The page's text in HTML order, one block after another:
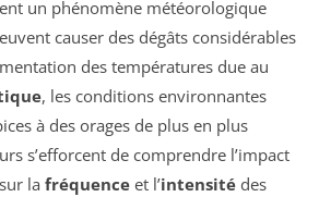
un phénomène météorologique
causer des dégâts considérables
des températures due au
, les conditions environnantes
à des orages de plus en plus
s’efforcent de comprendre l’impact
la fréquence et l’intensité des